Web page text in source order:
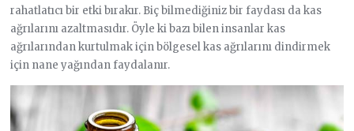
rahatlatıcı bir etki bırakır. Biç bilmediğiniz bir faydası da kas
ağrılarını azaltmasıdır. Öyle ki bazı bilen insanlar kas
ağrılarından kurtulmak için bölgesel kas ağrılarını dindirmek
için nane yağından faydalanır.